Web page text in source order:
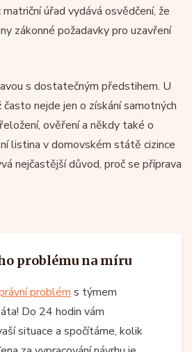
úřad vydává osvědčení, že
zákonné požadavky pro uzavření
s dostatečným předstihem. U
nejde jen o získání samotných
ověření a někdy také o
listina v domovském státě cizince
nejčastější důvod, proč se příprava
problému na míru
problém s týmem
Do 24 hodin vám
situace a spočítáme, kolik